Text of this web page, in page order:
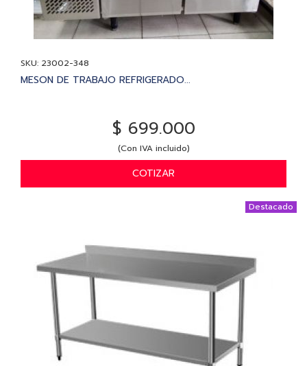
SKU: 23002-348
MESON DE TRABAJO REFRIGERADO...
$ 699.000
(Con IVA incluido)
COTIZAR
Destacado